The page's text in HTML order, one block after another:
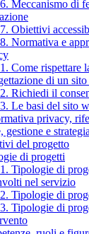
Meccanismo di
Obiettivi
Normativa e
Come rispettare
di un
Richiedi il
Le basi del sito
privacy,
gestione e strategia
del progetto
di progetti
Tipologie di
nel servizio
Tipologie di
Tipologie di